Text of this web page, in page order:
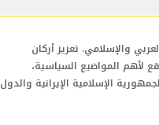
والإسلامي. تعزيز أركان
لأهم المواضيع السياسية،
الإسلامية الإيرانية والدول